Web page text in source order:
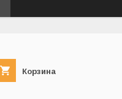
Корзина